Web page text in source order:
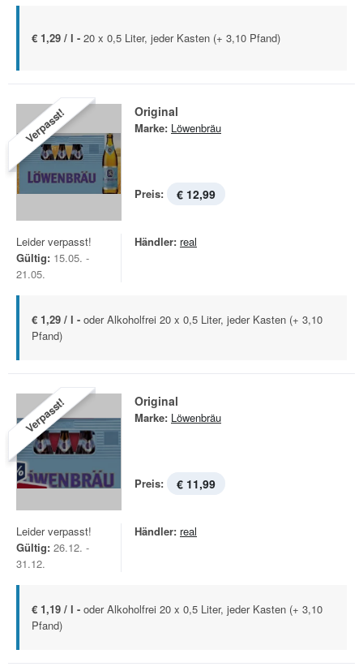
€ 1,29 / l - 20 x 0,5 Liter, jeder Kasten (+ 3,10 Pfand)
Verpasst! Original
Marke: Löwenbräu
Preis: € 12,99
Leider verpasst!
Gültig: 15.05. -
21.05.
Händler: real
€ 1,29 / l - oder Alkoholfrei 20 x 0,5 Liter, jeder Kasten (+ 3,10
Pfand)
Verpasst! Original
Marke: Löwenbräu
Preis: € 11,99
Leider verpasst!
Gültig: 26.12. -
31.12.
Händler: real
€ 1,19 / l - oder Alkoholfrei 20 x 0,5 Liter, jeder Kasten (+ 3,10
Pfand)